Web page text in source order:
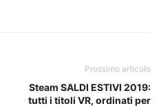
Prossimo articolo
Steam SALDI ESTIVI 2019:
tutti i titoli VR, ordinati per